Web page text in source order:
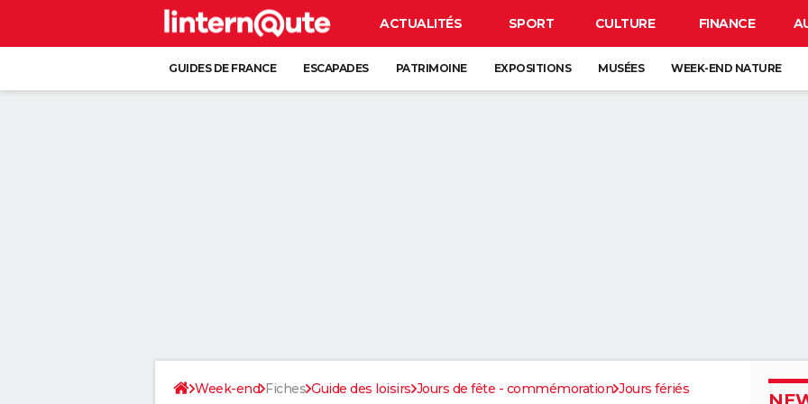
ACTUALITÉS SPORT CULTURE FINANCE
GUIDES DE FRANCE ESCAPADES PATRIMOINE EXPOSITIONS MUSÉES WEEK-END NATURE
Week-end Fiches Guide des loisirs Jours de fête - commémoration Jours fériés